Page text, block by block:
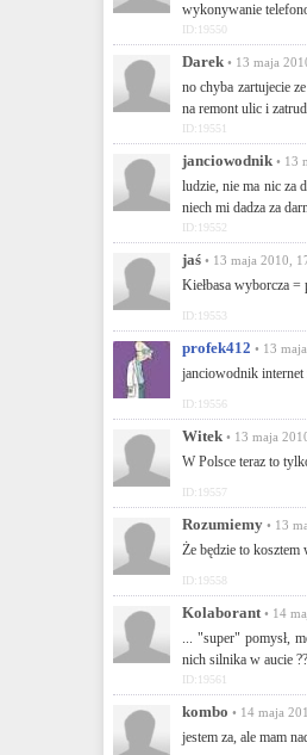
wykonywanie
ID:19550
Darek • 13 maja
no chyba zartujecie
na remont ulic i
ID:19551
janciowodnik • 13
ludzie, nie ma nic za
niech mi dadza za
ID:19552
jaś • 13 maja 2010,
Kiełbasa wyborcza
ID:19553
profek412 • 13
janciowodnik internet
ID:19556
Witek • 13 maja
W Polsce teraz to
ID:19557
Rozumiemy • 13
Że będzie to kosztem
ID:19558
Kolaborant • 14
... "super" pomysł,
nich silnika w aucie
ID:19561
kombo • 14 maja
jestem za, ale mam